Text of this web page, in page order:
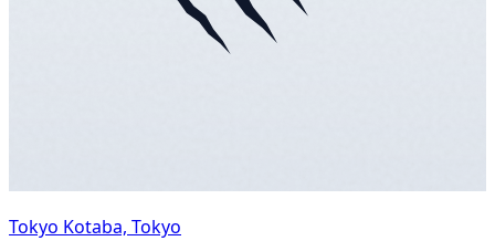
Tokyo Kotaba, Tokyo